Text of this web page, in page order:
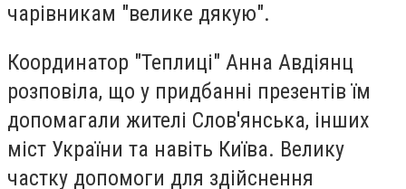
чарівникам "велике дякую".
Координатор "Теплиці" Анна Авдіянц
розповіла, що у придбанні презентів їм
допомагали жителі Слов'янська, інших
міст України та навіть Київа. Велику
частку допомоги для здійснення